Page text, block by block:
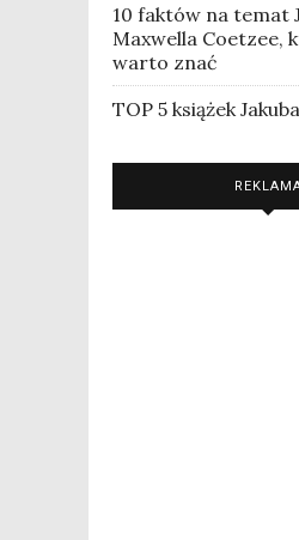
10 faktów na temat
Maxwella Coetzee,
warto znać
TOP 5 książek